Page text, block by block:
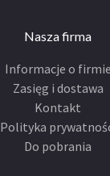
Nasza firma
Informacje o firmie
Zasięg i dostawa
Kontakt
Polityka
Do pobrania